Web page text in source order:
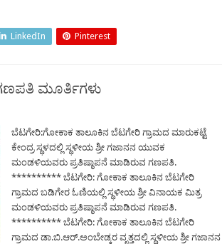
LinkedIn Pinterest
ಮೂರ್ತಿಗಳು
ಬೆಟಗೇರಿ:ಗೋಕಾಕ ತಾಲೂಕಿನ ಬೆಟಗೇರಿ ಗ್ರಾಮದ ಮಾರುಕಟ್ಟೆ
ಕೇಂದ್ರ ಸ್ಥಳದಲ್ಲಿ ಸ್ಥಳೀಯ ಶ್ರೀ ಗಜಾನನ ಯುವಕ
ಮಂಡಳಿಯವರು ಪ್ರತಿಷ್ಠಾಪನೆ ಮಾಡಿರುವ ಗಣಪತಿ.
********** ಬೆಟಗೇರಿ: ಗೋಕಾಕ ತಾಲೂಕಿನ ಬೆಟಗೇರಿ
ಗ್ರಾಮದ ಬಡಿಗೇರ ಓಣಿಯಲ್ಲಿ ಸ್ಥಳೀಯ ಶ್ರೀ ವಿನಾಯಕ ಮಿತ್ರ
ಮಂಡಳಿಯವರು ಪ್ರತಿಷ್ಠಾಪನೆ ಮಾಡಿರುವ ಗಣಪತಿ.
********** ಬೆಟಗೇರಿ: ಗೋಕಾಕ ತಾಲೂಕಿನ ಬೆಟಗೇರಿ
ಗ್ರಾಮದ ಡಾ.ಬಿ.ಆರ್.ಅಂಬೇಡ್ಕರ ವೃತ್ತದಲ್ಲಿ ಸ್ಥಳೀಯ ಶ್ರೀ ಗಜಾನನ